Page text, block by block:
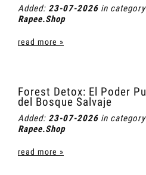
Added: 23-07-2026 in
Rapee.Shop
read more »
Forest Detox: El Poder
del Bosque Salvaje
Added: 23-07-2026 in
Rapee.Shop
read more »